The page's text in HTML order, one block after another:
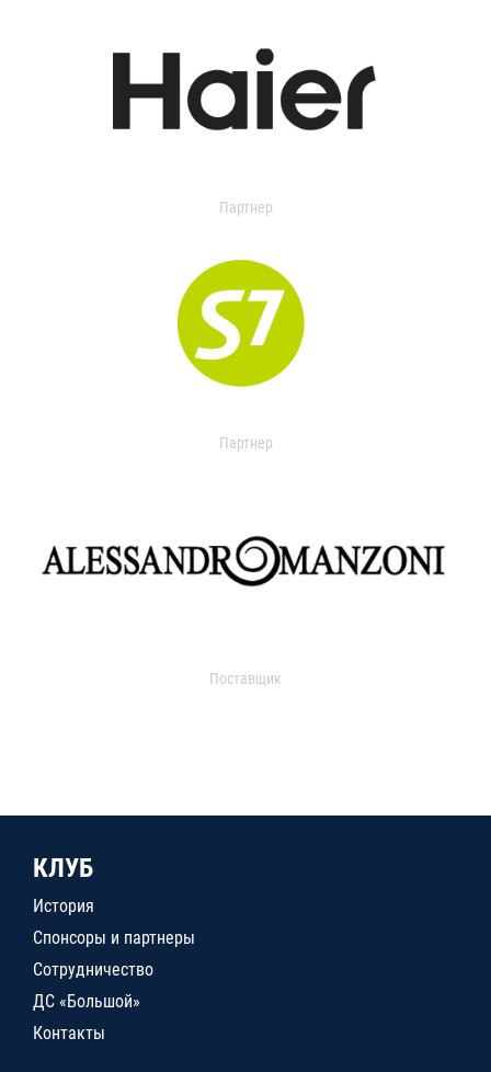
Партнер
Партнер
Поставщик
КЛУБ
История
Спонсоры и партнеры
Сотрудничество
ДС «Большой»
Контакты